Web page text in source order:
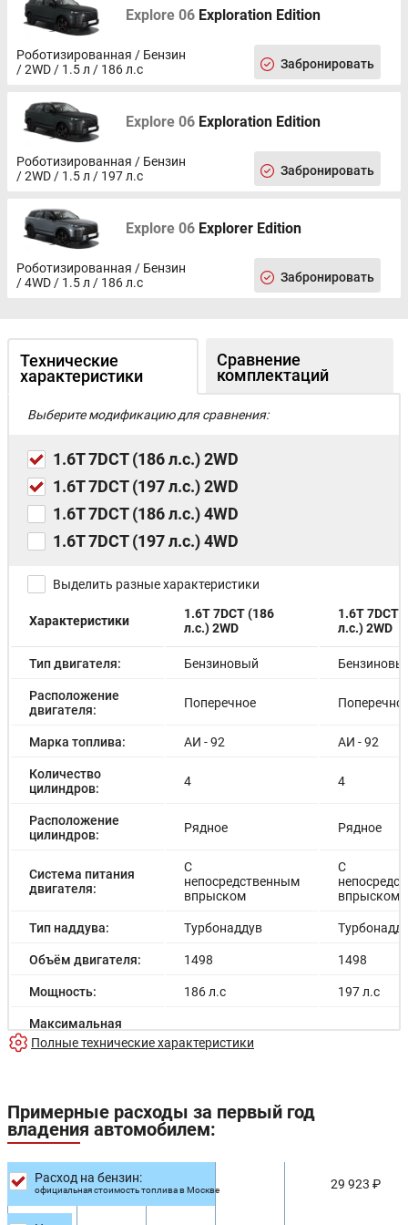
Explore 06 Exploration Edition
Роботизированная / Бензин
/ 2WD / 1.5 л / 186 л.с
Забронировать
Explore 06 Exploration Edition
Роботизированная / Бензин
/ 2WD / 1.5 л / 197 л.с
Забронировать
Explore 06 Explorer Edition
Роботизированная / Бензин
/ 4WD / 1.5 л / 186 л.с
Забронировать
Технические
характеристики
Сравнение
комплектаций
Выберите модификацию для сравнения:
1.6T 7DCT (186 л.с.) 2WD
1.6T 7DCT (197 л.с.) 2WD
1.6T 7DCT (186 л.с.) 4WD
1.6T 7DCT (197 л.с.) 4WD
Выделить разные характеристики
Характеристики
1.6T 7DCT (186
л.с.) 2WD
1.6T 7DCT
л.с.) 2WD
Тип двигателя: Бензиновый
Расположение
двигателя:
Поперечное
Марка топлива: АИ - 92 АИ - 92
Количество
цилиндров:
4 4
Расположение
цилиндров:
Рядное Рядное
Система питания
двигателя:
С
непосредственным
впрыском
С
впрыском
Тип наддува: Турбонаддув
Объём двигателя: 1498 1498
Мощность: 186 л.с 197 л.с
Максимальная
мощность
электродвигателя:
-
Запас хода на
электричестве:
-
Время зарядки: -
Время зарядки
(быстрая):
Полные технические характеристики
Примерные расходы за первый год
владения автомобилем:
Расход на бензин:
официальная стоимость топлива в Москве 29 923 ₽